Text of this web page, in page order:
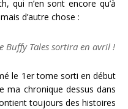
qui n’en sont encore qu’à
d’autre chose :
Buffy Tales sortira en avril !
le 1er tome sorti en début
ma chronique dessus dans
toujours des histoires